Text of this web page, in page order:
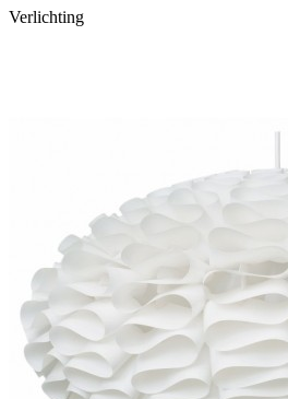
Verlichting